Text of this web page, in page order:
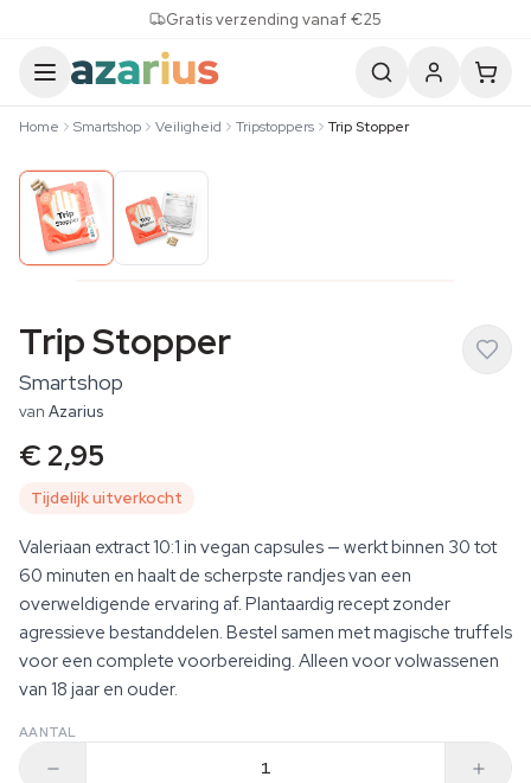
Gratis verzending vanaf €25
Home Smartshop Veiligheid Tripstoppers Trip Stopper
Trip Stopper
Smartshop
van Azarius
€ 2,95
Tijdelijk uitverkocht
Valeriaan extract 10:1 in vegan capsules — werkt binnen 30 tot
60 minuten en haalt de scherpste randjes van een
overweldigende ervaring af. Plantaardig recept zonder
agressieve bestanddelen. Bestel samen met magische truffels
voor een complete voorbereiding. Alleen voor volwassenen
van 18 jaar en ouder.
AANTAL